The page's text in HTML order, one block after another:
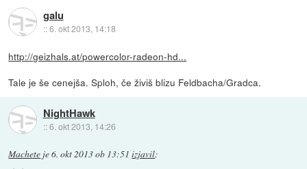
galu
::6. okt 2013, 14:18
http://geizhals.at/powercolor-radeon-hd...
Tale je še cenejša. Sploh, če živiš blizu Feldbacha/Gradca.
NightHawk
::6. okt 2013, 14:26
Machete je6. okt 2013 ob 13:51 izjavil: